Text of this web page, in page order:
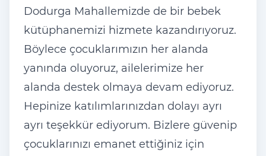
Dodurga Mahallemizde de bir bebek
kütüphanemizi hizmete kazandırıyoruz.
Böylece çocuklarımızın her alanda
yanında oluyoruz, ailelerimize her
alanda destek olmaya devam ediyoruz.
Hepinize katılımlarınızdan dolayı ayrı
ayrı teşekkür ediyorum. Bizlere güvenip
çocuklarınızı emanet ettiğiniz için